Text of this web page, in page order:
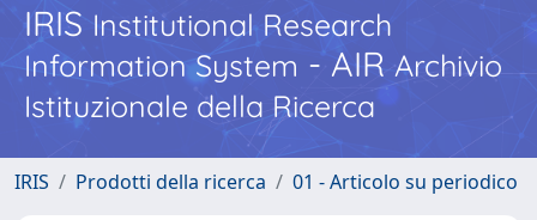
IRISInstitutional Research
Information System - AIR Archivio
Istituzionale della Ricerca
IRIS Prodotti della ricerca 01 - Articolo su periodico